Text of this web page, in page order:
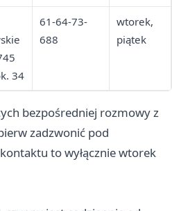
34
61-64-73-
688
wtorek,
piątek
bezpośredniej rozmowy z
zadzwonić pod
to wyłącznie wtorek